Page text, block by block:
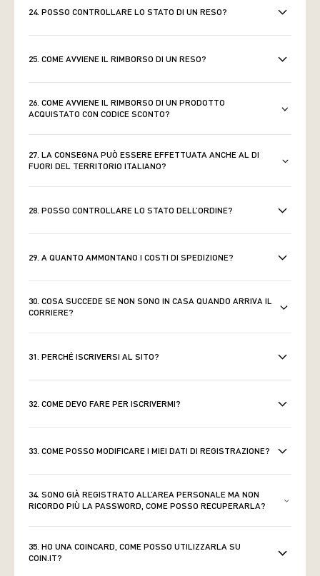
24. POSSO CONTROLLARE LO STATO DI UN RESO?
25. COME AVVIENE IL RIMBORSO DI UN RESO?
26. COME AVVIENE IL RIMBORSO DI UN PRODOTTO
ACQUISTATO CON CODICE SCONTO?
27. LA CONSEGNA PUÒ ESSERE EFFETTUATA ANCHE AL DI
FUORI DEL TERRITORIO ITALIANO?
28. POSSO CONTROLLARE LO STATO DELL’ORDINE?
29. A QUANTO AMMONTANO I COSTI DI SPEDIZIONE?
30. COSA SUCCEDE SE NON SONO IN CASA QUANDO ARRIVA IL
CORRIERE?
31. PERCHÉ ISCRIVERSI AL SITO?
32. COME DEVO FARE PER ISCRIVERMI?
33. COME POSSO MODIFICARE I MIEI DATI DI REGISTRAZIONE?
34. SONO GIÀ REGISTRATO ALL’AREA PERSONALE MA NON
RICORDO PIÙ LA PASSWORD, COME POSSO RECUPERARLA?
35. HO UNA COINCARD, COME POSSO UTILIZZARLA SU
COIN.IT?